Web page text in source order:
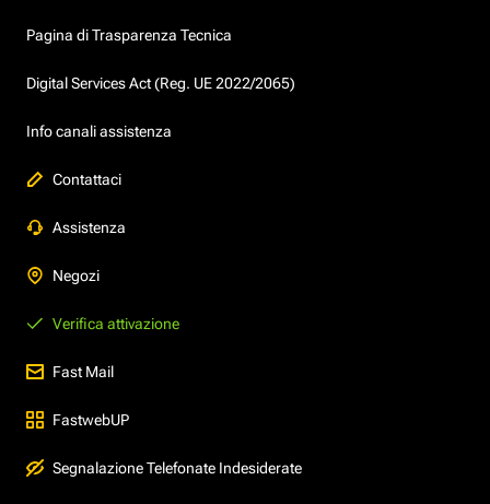
Pagina di Trasparenza Tecnica
Digital Services Act (Reg. UE 2022/2065)
Info canali assistenza
Contattaci
Assistenza
Negozi
Verifica attivazione
Fast Mail
FastwebUP
Segnalazione Telefonate Indesiderate